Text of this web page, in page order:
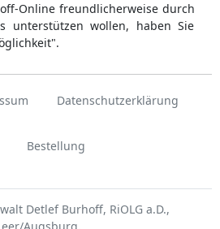
Online freundlicherweise durch
unterstützen wollen, haben Sie
Datenschutzerklärung
Bestellung
Detlef Burhoff, RiOLG a.D.,